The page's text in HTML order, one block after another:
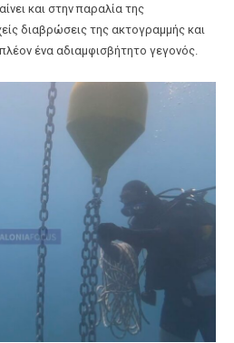
και στην παραλία της
διαβρώσεις της ακτογραμμής και
ένα αδιαμφισβήτητο γεγονός.